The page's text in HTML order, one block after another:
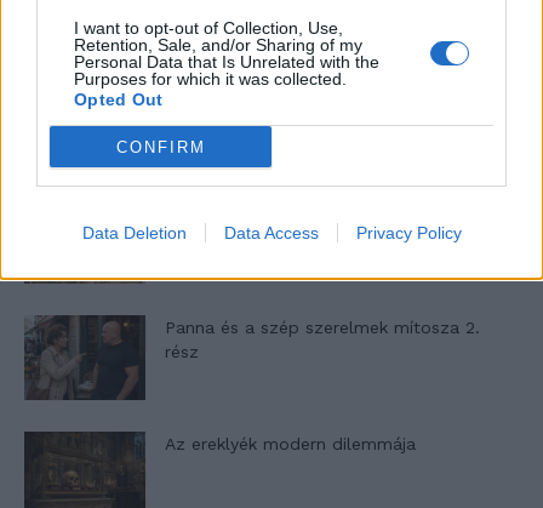
I want to opt-out of Collection, Use,
Retention, Sale, and/or Sharing of my
Personal Data that Is Unrelated with the
Purposes for which it was collected.
Opted Out
CONFIRM
Data Deletion Data Access Privacy Policy
várakozást – Ha egy...
Panna és a szép szerelmek mítosza 2.
rész
Az ereklyék modern dilemmája